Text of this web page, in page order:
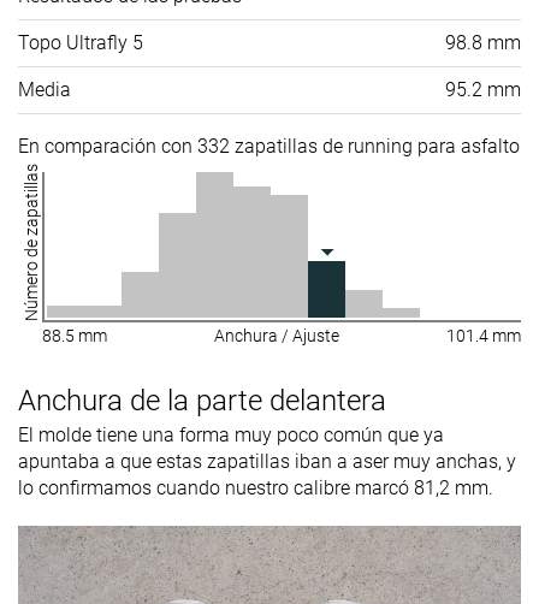
Topo Ultrafly 5 98.8 mm
Media 95.2 mm
En comparación con 332 zapatillas de running para asfalto
Número de zapatillas
88.5 mm Anchura / Ajuste 101.4 mm
Anchura de la parte delantera
El molde tiene una forma muy poco común que ya
apuntaba a que estas zapatillas iban a aser muy anchas, y
lo confirmamos cuando nuestro calibre marcó 81,2 mm.